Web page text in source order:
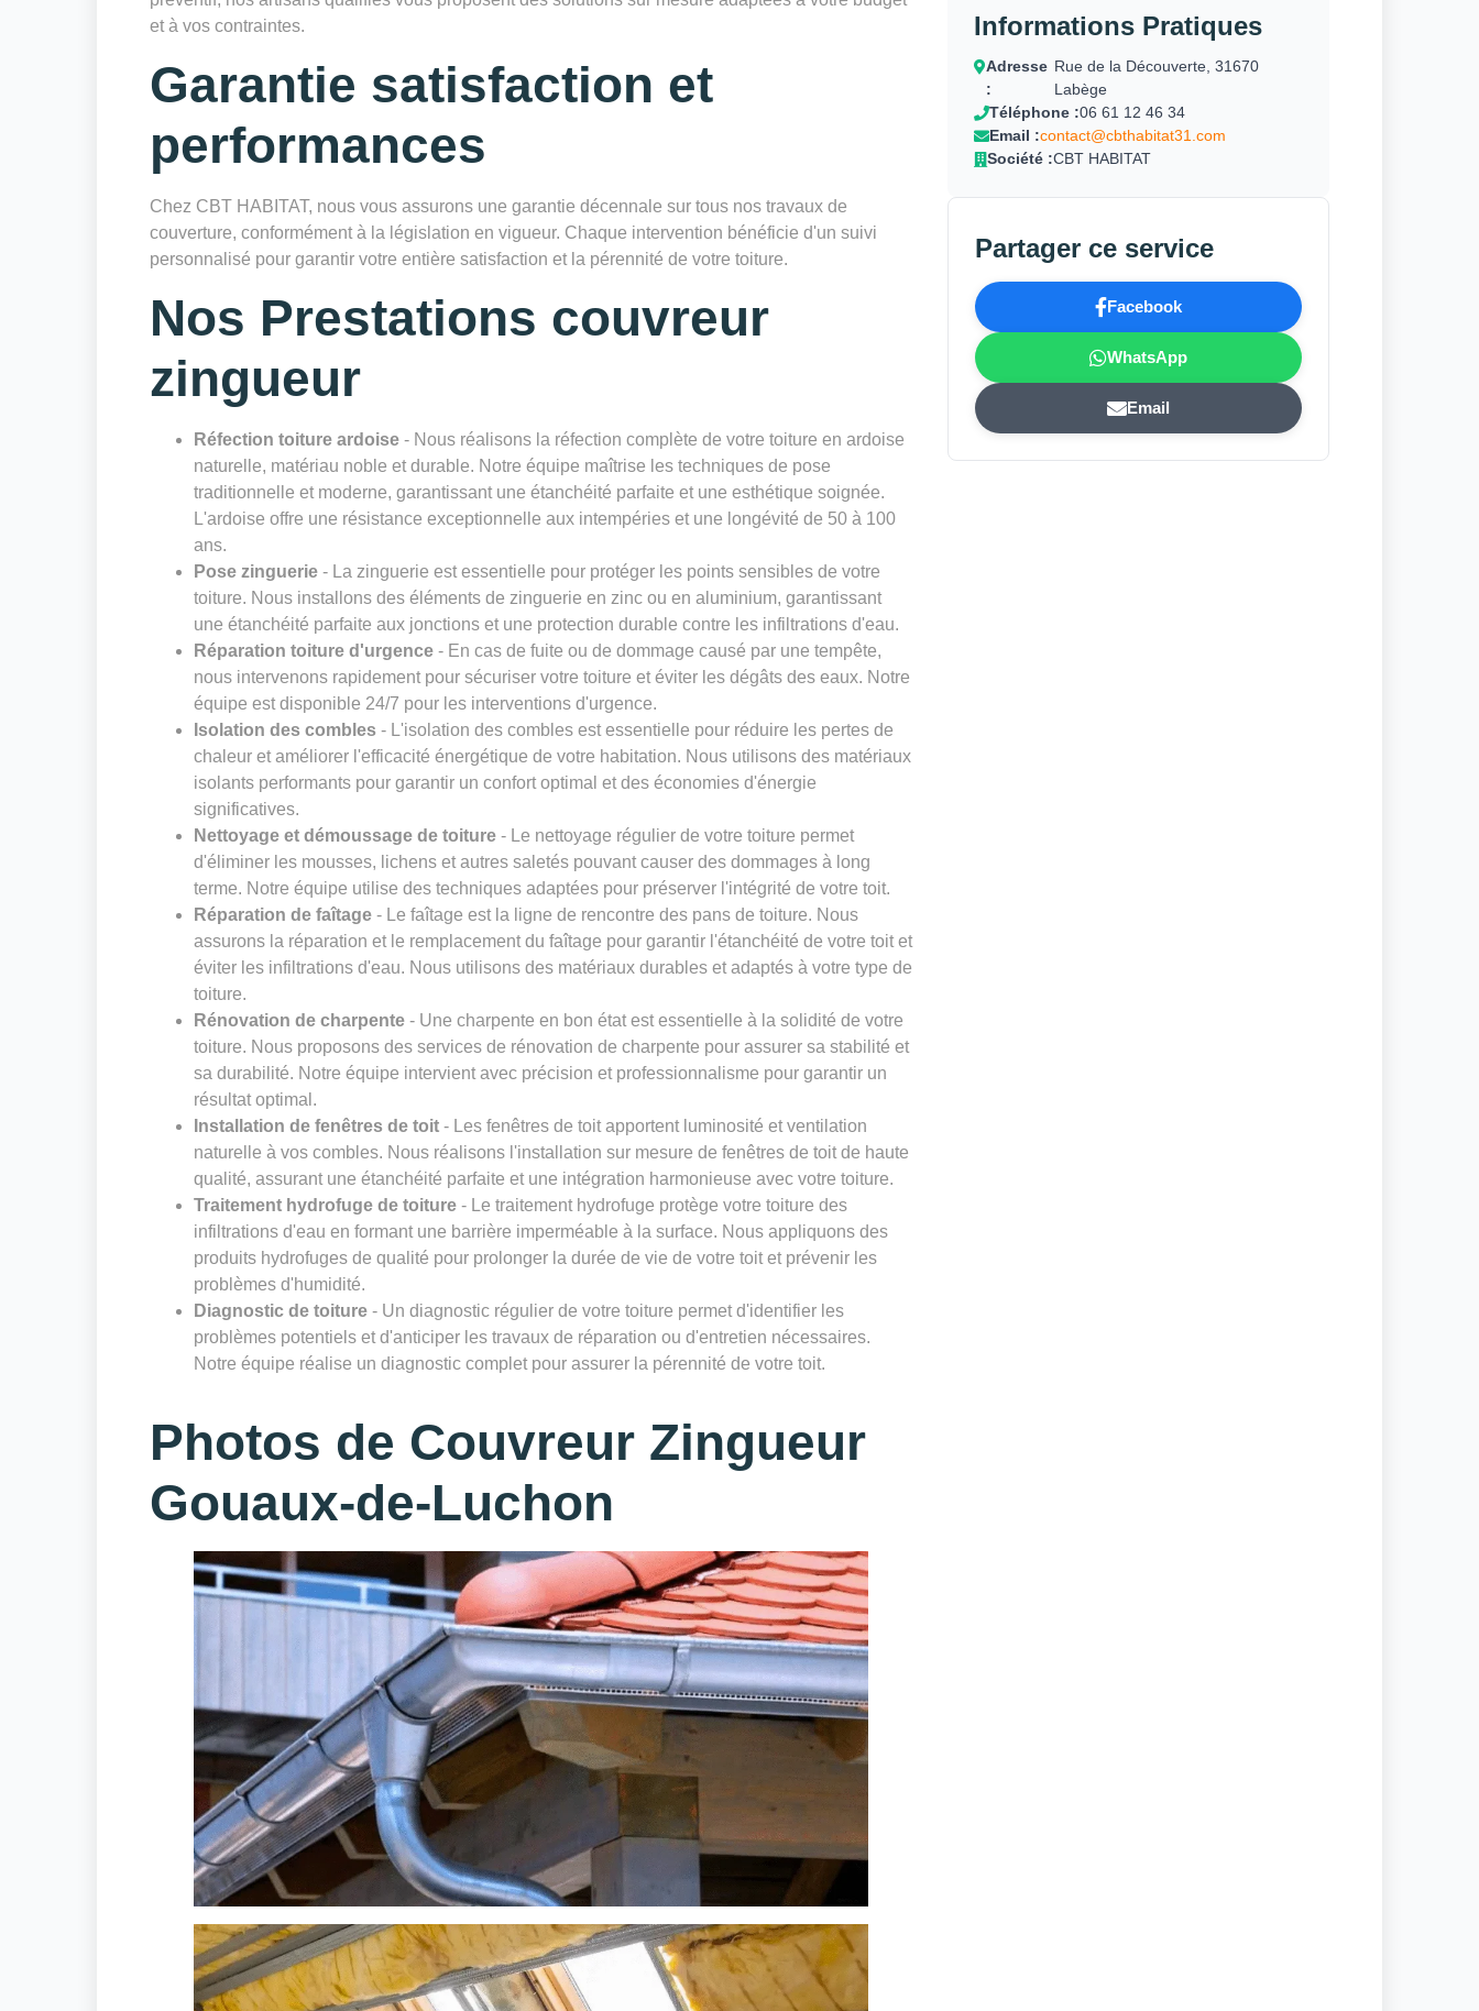
et à vos contraintes.
Garantie satisfaction et
performances
Chez CBT HABITAT, nous vous assurons une garantie décennale sur tous nos travaux de
couverture, conformément à la législation en vigueur. Chaque intervention bénéficie d'un suivi
personnalisé pour garantir votre entière satisfaction et la pérennité de votre toiture.
Nos Prestations couvreur
zingueur
Réfection toiture ardoise - Nous réalisons la réfection complète de votre toiture en ardoise
naturelle, matériau noble et durable. Notre équipe maîtrise les techniques de pose
traditionnelle et moderne, garantissant une étanchéité parfaite et une esthétique soignée.
L'ardoise offre une résistance exceptionnelle aux intempéries et une longévité de 50 à 100
ans.
Pose zinguerie - La zinguerie est essentielle pour protéger les points sensibles de votre
toiture. Nous installons des éléments de zinguerie en zinc ou en aluminium, garantissant
une étanchéité parfaite aux jonctions et une protection durable contre les infiltrations d'eau.
Réparation toiture d'urgence - En cas de fuite ou de dommage causé par une tempête,
nous intervenons rapidement pour sécuriser votre toiture et éviter les dégâts des eaux. Notre
équipe est disponible 24/7 pour les interventions d'urgence.
Isolation des combles - L'isolation des combles est essentielle pour réduire les pertes de
chaleur et améliorer l'efficacité énergétique de votre habitation. Nous utilisons des matériaux
isolants performants pour garantir un confort optimal et des économies d'énergie
significatives.
Nettoyage et démoussage de toiture - Le nettoyage régulier de votre toiture permet
d'éliminer les mousses, lichens et autres saletés pouvant causer des dommages à long
terme. Notre équipe utilise des techniques adaptées pour préserver l'intégrité de votre toit.
Réparation de faîtage - Le faîtage est la ligne de rencontre des pans de toiture. Nous
assurons la réparation et le remplacement du faîtage pour garantir l'étanchéité de votre toit et
éviter les infiltrations d'eau. Nous utilisons des matériaux durables et adaptés à votre type de
toiture.
Rénovation de charpente - Une charpente en bon état est essentielle à la solidité de votre
toiture. Nous proposons des services de rénovation de charpente pour assurer sa stabilité et
sa durabilité. Notre équipe intervient avec précision et professionnalisme pour garantir un
résultat optimal.
Installation de fenêtres de toit - Les fenêtres de toit apportent luminosité et ventilation
naturelle à vos combles. Nous réalisons l'installation sur mesure de fenêtres de toit de haute
qualité, assurant une étanchéité parfaite et une intégration harmonieuse avec votre toiture.
Traitement hydrofuge de toiture - Le traitement hydrofuge protège votre toiture des
infiltrations d'eau en formant une barrière imperméable à la surface. Nous appliquons des
produits hydrofuges de qualité pour prolonger la durée de vie de votre toit et prévenir les
problèmes d'humidité.
Diagnostic de toiture - Un diagnostic régulier de votre toiture permet d'identifier les
problèmes potentiels et d'anticiper les travaux de réparation ou d'entretien nécessaires.
Notre équipe réalise un diagnostic complet pour assurer la pérennité de votre toit.
Photos de Couvreur Zingueur
Gouaux-de-Luchon
Informations Pratiques
Adresse
:
Rue de la Découverte, 31670
Labège
Téléphone :06 61 12 46 34
Email :contact@cbthabitat31.com
Société :CBT HABITAT
Partager ce service
Facebook
WhatsApp
Email